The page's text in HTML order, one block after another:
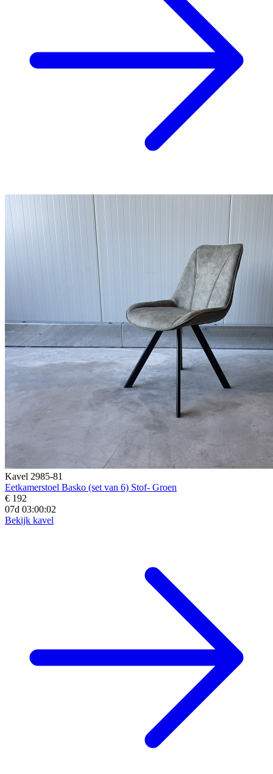
Kavel 2985-81
Eetkamerstoel Basko (set van 6) Stof- Groen
€ 192
07d 03:00:01
Bekijk kavel